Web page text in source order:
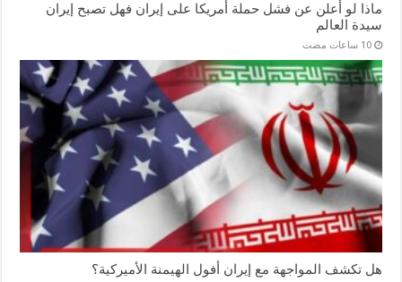
ماذا لو أعلن عن فشل حملة أمريكا على إيران فهل تصبح إيران
سيدة العالم
‏10 ساعات مضت
هل تكشف المواجهة مع إيران أفول الهيمنة الأميركية؟